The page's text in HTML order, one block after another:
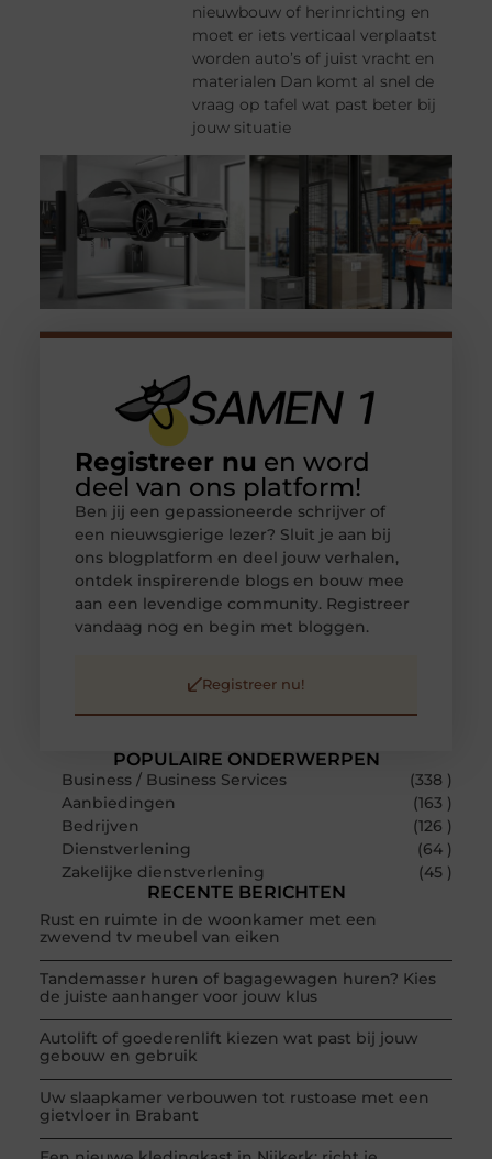
nieuwbouw of herinrichting en
moet er iets verticaal verplaatst
worden auto’s of juist vracht en
materialen Dan komt al snel de
vraag op tafel wat past beter bij
jouw situatie
POPULAIRE ONDERWERPEN
Business / Business Services
(338 )
Aanbiedingen
(163 )
Bedrijven
(126 )
Dienstverlening
(64 )
Zakelijke dienstverlening
(45 )
RECENTE BERICHTEN
Rust en ruimte in de woonkamer met een
zwevend tv meubel van eiken
Tandemasser huren of bagagewagen huren? Kies
de juiste aanhanger voor jouw klus
Autolift of goederenlift kiezen wat past bij jouw
gebouw en gebruik
Uw slaapkamer verbouwen tot rustoase met een
gietvloer in Brabant
Registreer nu en word
deel van ons platform!
Ben jij een gepassioneerde schrijver of
een nieuwsgierige lezer? Sluit je aan bij
ons blogplatform en deel jouw verhalen,
ontdek inspirerende blogs en bouw mee
aan een levendige community. Registreer
vandaag nog en begin met bloggen.
Registreer nu!